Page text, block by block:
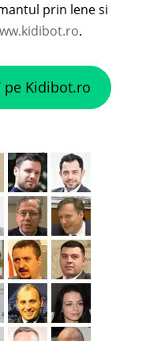
prin lene si
.
pe Kidibot.ro